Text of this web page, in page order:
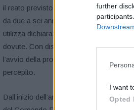
further
I want
Opted
il reato previsto dall’art. 7 del D.L. n. 4/
da due a sei anni chiunque, al fine di
utilizza dichiarazioni o documenti falsi
dovute. Con distinta segnalazione è
l’avvio della procedura per la revoca
percepito.
Dall’inizio dell’anno, nell’ambito della